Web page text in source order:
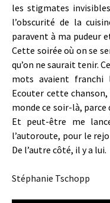
les stigmates
l’obscurité de la
paravent à ma pudeur
Cette soirée où on se
qu’on ne saurait tenir.
mots avaient franchi
Ecouter cette
monde ce soir-là, parce
Et peut-être me
l’autoroute, pour le
De l’autre côté, il y a lui.
Stéphanie Tschopp